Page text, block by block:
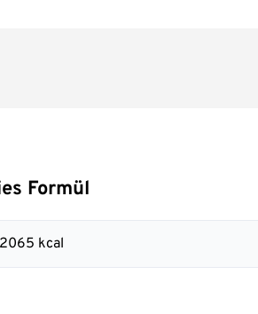
Formül
kcal